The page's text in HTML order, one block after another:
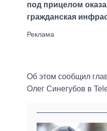
под прицелом
гражданская
Об этом сообщил
Олег Синегубов в